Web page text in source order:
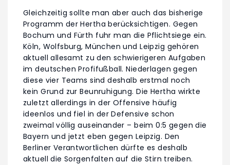
Gleichzeitig sollte man aber auch das bisherige
Programm der Hertha berücksichtigen. Gegen
Bochum und Fürth fuhr man die Pflichtsiege ein.
Köln, Wolfsburg, München und Leipzig gehören
aktuell allesamt zu den schwierigeren Aufgaben
im deutschen Profifußball. Niederlagen gegen
diese vier Teams sind deshalb erstmal noch
kein Grund zur Beunruhigung. Die Hertha wirkte
zuletzt allerdings in der Offensive häufig
ideenlos und fiel in der Defensive schon
zweimal völlig auseinander – beim 0:5 gegen die
Bayern und jetzt eben gegen Leipzig. Den
Berliner Verantwortlichen dürfte es deshalb
aktuell die Sorgenfalten auf die Stirn treiben.